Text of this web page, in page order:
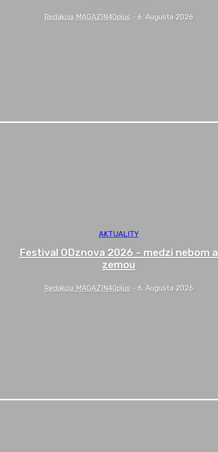
Redakcia MAGAZIN40plus - 6. Augusta 2026
AKTUALITY
Festival ODznova 2026 – medzi nebom a
zemou
Redakcia MAGAZIN40plus - 6. Augusta 2026